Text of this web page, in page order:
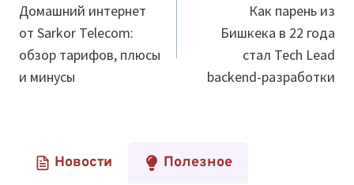
по
записям
Домашний интернет
от Sarkor Telecom:
обзор тарифов, плюсы
и минусы
Как парень из
Бишкека в 22 года
стал Tech Lead
backend-разработки
Новости Полезное